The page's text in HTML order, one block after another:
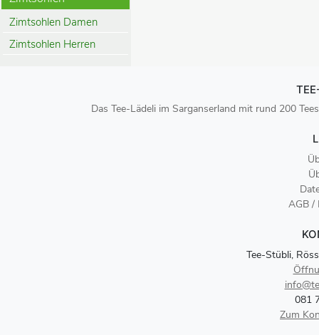
Zimtsohlen Damen
Zimtsohlen Herren
Das Tee-Lädeli im Sarganserland mit rund 200
AGB /
Tee-Stübli,
081
Zum